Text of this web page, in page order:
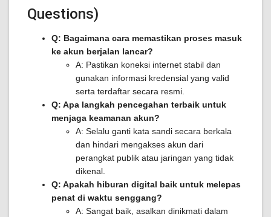
Questions)
Q: Bagaimana cara memastikan proses masuk
ke akun berjalan lancar?
A: Pastikan koneksi internet stabil dan
gunakan informasi kredensial yang valid
serta terdaftar secara resmi.
Q: Apa langkah pencegahan terbaik untuk
menjaga keamanan akun?
A: Selalu ganti kata sandi secara berkala
dan hindari mengakses akun dari
perangkat publik atau jaringan yang tidak
dikenal.
Q: Apakah hiburan digital baik untuk melepas
penat di waktu senggang?
A: Sangat baik, asalkan dinikmati dalam